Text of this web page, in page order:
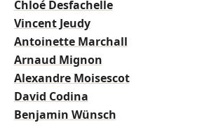
Chloé Desfachelle
Vincent Jeudy
Antoinette Marchall
Arnaud Mignon
Alexandre Moisescot
David Codina
Benjamin Wünsch